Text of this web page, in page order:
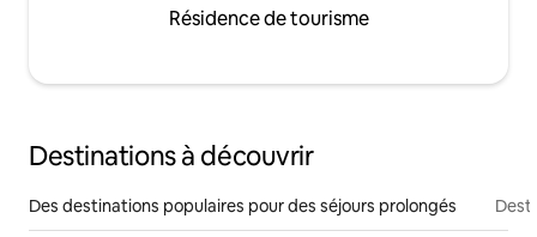
Résidence de tourisme
Destinations à découvrir
Des destinations populaires pour des séjours prolongés